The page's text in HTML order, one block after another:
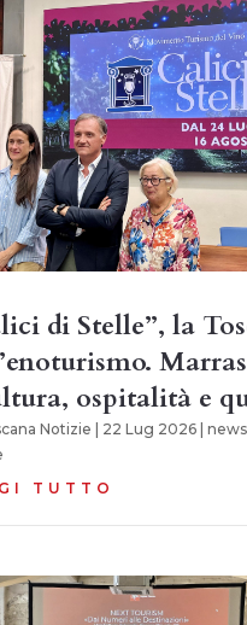
di Stelle”, la
ospitalità e
Notizie 22 Lug 2026| news
TUTTO